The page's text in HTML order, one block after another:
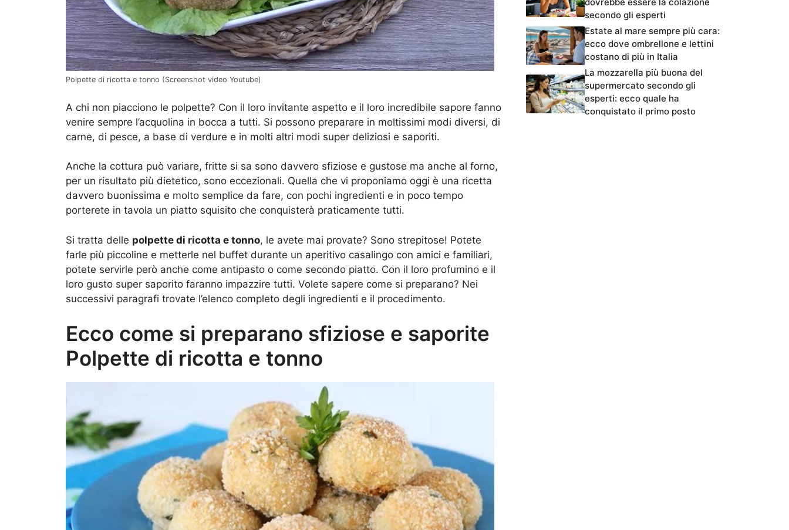
Polpette di ricotta e tonno (Screenshot video Youtube)
A chi non piacciono le polpette? Con il loro invitante aspetto e il loro incredibile sapore fanno
venire sempre l’acquolina in bocca a tutti. Si possono preparare in moltissimi modi diversi, di
carne, di pesce, a base di verdure e in molti altri modi super deliziosi e saporiti.
Anche la cottura può variare, fritte si sa sono davvero sfiziose e gustose ma anche al forno,
per un risultato più dietetico, sono eccezionali. Quella che vi proponiamo oggi è una ricetta
davvero buonissima e molto semplice da fare, con pochi ingredienti e in poco tempo
porterete in tavola un piatto squisito che conquisterà praticamente tutti.
Si tratta delle polpette di ricotta e tonno, le avete mai provate? Sono strepitose! Potete
farle più piccoline e metterle nel buffet durante un aperitivo casalingo con amici e familiari,
potete servirle però anche come antipasto o come secondo piatto. Con il loro profumino e il
loro gusto super saporito faranno impazzire tutti. Volete sapere come si preparano? Nei
successivi paragrafi trovate l’elenco completo degli ingredienti e il procedimento.
Ecco come si preparano sfiziose e saporite
Polpette di ricotta e tonno
dovrebbe essere la colazione
secondo gli esperti
Estate al mare sempre più cara:
ecco dove ombrellone e lettini
costano di più in Italia
La mozzarella più buona del
supermercato secondo gli
esperti: ecco quale ha
conquistato il primo posto